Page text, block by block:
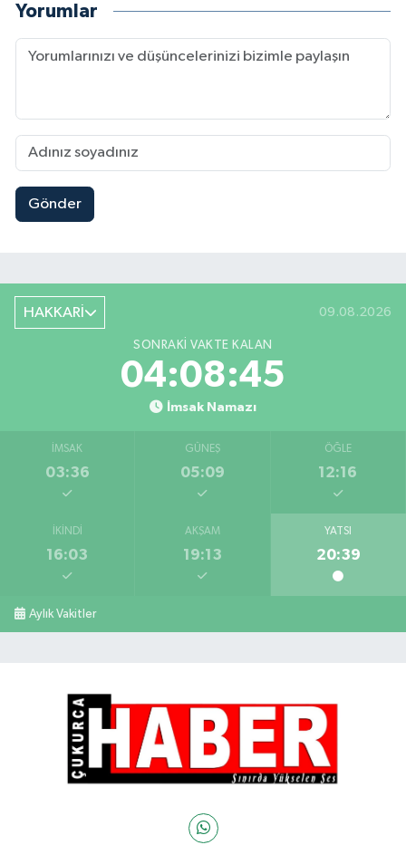
Yorumlar
Gönder
HAKKARİ 09.08.2026
SONRAKI VAKTE KALAN
04:08:45
İmsak Namazı
İMSAK
03:36
GÜNEŞ
05:09
ÖĞLE
12:16
İKINDI
16:03
AKŞAM
19:13
YATSI
20:39
Aylık Vakitler